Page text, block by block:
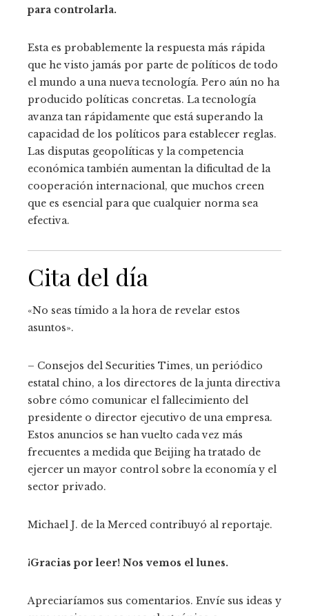
para controlarla.
Esta es probablemente la respuesta más rápida
que he visto jamás por parte de políticos de todo
el mundo a una nueva tecnología. Pero aún no ha
producido políticas concretas. La tecnología
avanza tan rápidamente que está superando la
capacidad de los políticos para establecer reglas.
Las disputas geopolíticas y la competencia
económica también aumentan la dificultad de la
cooperación internacional, que muchos creen
que es esencial para que cualquier norma sea
efectiva.
Cita del día
«No seas tímido a la hora de revelar estos
asuntos».
– Consejos del Securities Times, un periódico
estatal chino, a los directores de la junta directiva
sobre cómo comunicar el fallecimiento del
presidente o director ejecutivo de una empresa.
Estos anuncios se han vuelto cada vez más
frecuentes a medida que Beijing ha tratado de
ejercer un mayor control sobre la economía y el
sector privado.
Michael J. de la Merced contribuyó al reportaje.
¡Gracias por leer! Nos vemos el lunes.
Apreciaríamos sus comentarios. Envíe sus ideas y